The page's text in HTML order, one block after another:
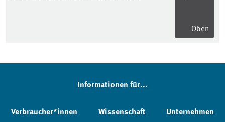
Oben
Informationen für...
Verbraucher*innen Wissenschaft Unternehmen